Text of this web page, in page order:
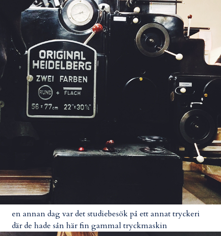
en annan dag var det studiebesök på ett annat tryckeri
där de hade sån här fin gammal tryckmaskin